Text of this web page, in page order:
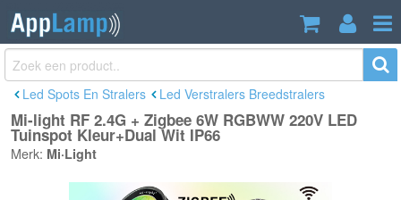
Mi-light RF 2.4G + Zigbee 6W RGBWW
220V LED Tuinspot Kleur+Dual Wit IP66
€42,99
Led Spots En Stralers Led Verstralers Breedstralers
Mi-light RF 2.4G + Zigbee 6W RGBWW 220V LED
Tuinspot Kleur+Dual Wit IP66
Merk: Mi·Light